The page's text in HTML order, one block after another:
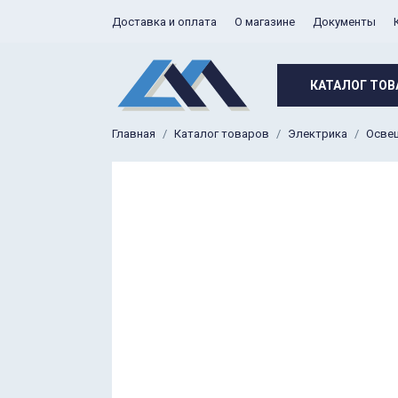
Доставка и оплата О магазине Документы
КАТАЛОГ
Главная Каталог товаров Электрика